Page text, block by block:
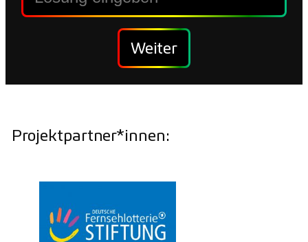
eingeben
Weiter
Projektpartner*innen: